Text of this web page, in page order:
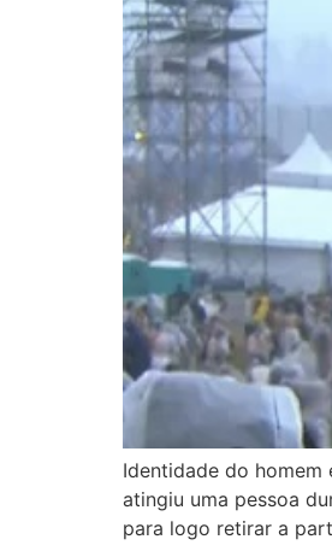
Identidade do
atingiu uma pessoa
para logo retirar a